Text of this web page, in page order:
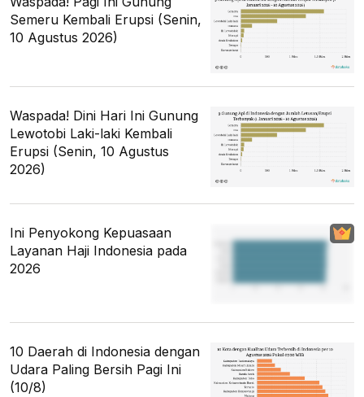
Semeru Kembali Erupsi (Senin,
10 Agustus 2026)
Waspada! Dini Hari Ini Gunung
Lewotobi Laki-laki Kembali
Erupsi (Senin, 10 Agustus
2026)
Ini Penyokong Kepuasaan
Layanan Haji Indonesia pada
2026
10 Daerah di Indonesia dengan
Udara Paling Bersih Pagi Ini
(10/8)